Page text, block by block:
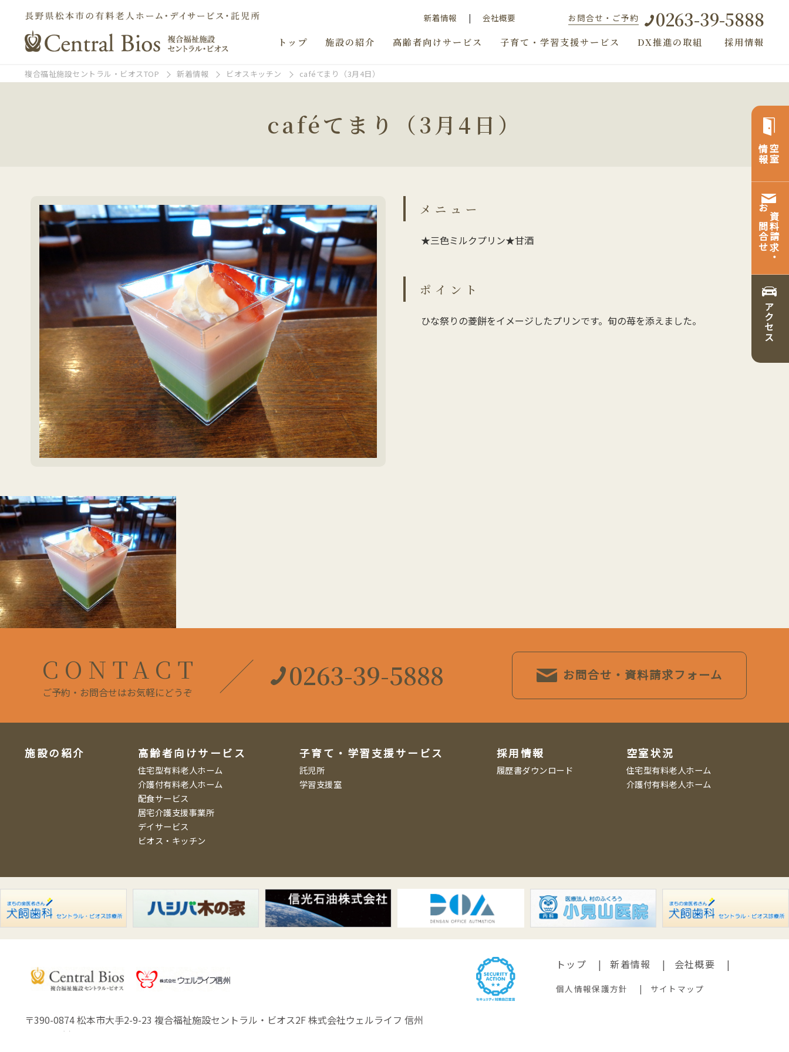
新着情報 会社概要 お問合せ・ご予約 0263-39-5888
トップ 施設の紹介 高齢者向けサービス 子育て・学習支援サービス DX推進の取組 採用情報
複合福祉施設セントラル・ビオスTOP 新着情報 ビオスキッチン caféてまり（3月4日）
caféてまり（3月4日）
空室
情報
資料請求・
お問合せ
アクセス
メニュー
★三色ミルクプリン★甘酒
ポイント
ひな祭りの菱餅をイメージしたプリンです。旬の苺を添えました。
CONTACT
ご予約・お問合せはお気軽にどうぞ
0263-39-5888 お問合せ・資料請求フォーム
施設の紹介 高齢者向けサービス
住宅型有料老人ホーム
介護付有料老人ホーム
配食サービス
居宅介護支援事業所
デイサービス
ビオス・キッチン
子育て・学習支援サービス
託児所
学習支援室
採用情報
履歴書ダウンロード
空室状況
住宅型有料老人ホーム
介護付有料老人ホーム
トップ 新着情報 会社概要
個人情報保護方針 サイトマップ
〒390-0874 松本市大手2-9-23 複合福祉施設セントラル・ビオス2F株式会社ウェルライフ 信州
Copyright (C) Well Life Shinsyu.Co.,Ltd.All Rights Reserved.